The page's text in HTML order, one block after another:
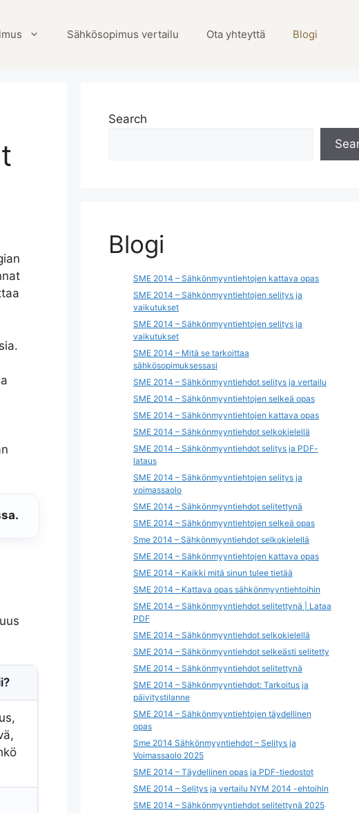
Sähkösopimus vertailu Ota yhteyttä Blogi
Search
Blogi
SME 2014 – Sähkönmyyntiehtojen kattava opas
SME 2014 – Sähkönmyyntiehtojen selitys ja
vaikutukset
SME 2014 – Sähkönmyyntiehtojen selitys ja
vaikutukset
SME 2014 – Mitä se tarkoittaa
sähkösopimuksessasi
SME 2014 – Sähkönmyyntiehdot selitys ja vertailu
SME 2014 – Sähkönmyyntiehtojen selkeä opas
SME 2014 – Sähkönmyyntiehtojen kattava opas
SME 2014 – Sähkönmyyntiehdot selkokielellä
SME 2014 – Sähkönmyyntiehdot selitys ja PDF-
lataus
SME 2014 – Sähkönmyyntiehtojen selitys ja
voimassaolo
SME 2014 – Sähkönmyyntiehdot selitettynä
SME 2014 – Sähkönmyyntiehtojen selkeä opas
Sme 2014 – Sähkönmyyntiehdot selkokielellä
SME 2014 – Sähkönmyyntiehtojen kattava opas
SME 2014 – Kaikki mitä sinun tulee tietää
SME 2014 – Kattava opas sähkönmyyntiehtoihin
SME 2014 – Sähkönmyyntiehdot selitettynä | Lataa
PDF
SME 2014 – Sähkönmyyntiehdot selkokielellä
SME 2014 – Sähkönmyyntiehdot selkeästi selitetty
SME 2014 – Sähkönmyyntiehdot selitettynä
SME 2014 – Sähkönmyyntiehdot: Tarkoitus ja
päivitystilanne
SME 2014 – Sähkönmyyntiehtojen täydellinen
opas
Sme 2014 Sähkönmyyntiehdot – Selitys ja
Voimassaolo 2025
SME 2014 – Täydellinen opas ja PDF-tiedostot
SME 2014 – Selitys ja vertailu NYM 2014 -ehtoihin
SME 2014 – Sähkönmyyntiehdot selitettynä 2025